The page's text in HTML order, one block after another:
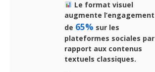
Le format visuel
augmente l’engagement
de 65% sur les
plateformes sociales par
rapport aux contenus
textuels classiques.